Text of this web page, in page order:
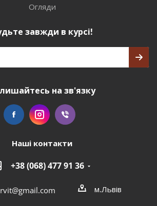
Огляди
завжди в курсі!
на зв'язку
Наші контакти
+38 (068) 477 91 36
м.Львів